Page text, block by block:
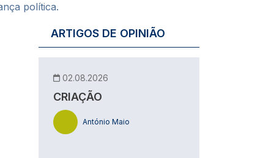
política.
ARTIGOS DE OPINIÃO
02.08.2026
CRIAÇÃO
António Maio